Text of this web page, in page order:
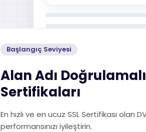
Başlangıç Seviyesi
Alan Adı
Sertifikaları
En hızlı ve en ucuz SSL Sertifikası olan
performansınızı iyileştirin.